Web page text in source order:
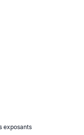
exposants